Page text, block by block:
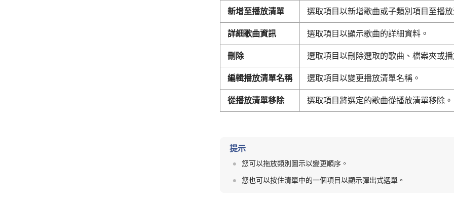
新增至播放清單 選取項目以新增歌曲或子類別項目至播放
詳細歌曲資訊 選取項目以顯示歌曲的詳細資料。
刪除 選取項目以刪除選取的歌曲、檔案夾或播
編輯播放清單名稱 選取項目以變更播放清單名稱。
從播放清單移除 選取項目將選定的歌曲從播放清單移除。
提示
您可以拖放類別圖示以變更順序。
您也可以按住清單中的一個項目以顯示彈出式選單。